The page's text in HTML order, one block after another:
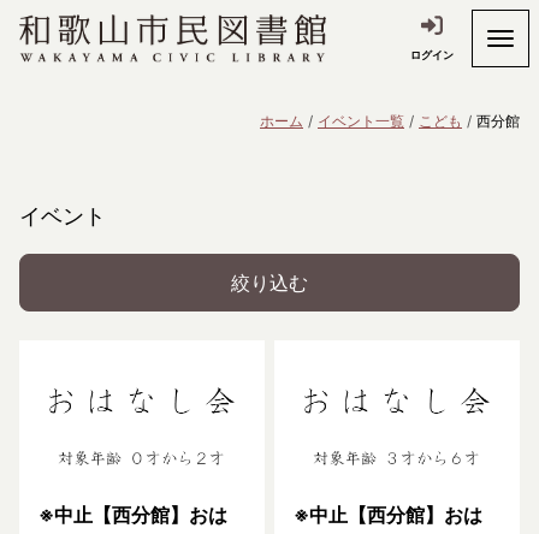
ログイン
ホーム イベント一覧 こども 西分館
イベント
絞り込む
※中止【西分館】おは
※中止【西分館】おは